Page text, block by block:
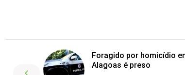
Foragido por homicídio
Alagoas é preso